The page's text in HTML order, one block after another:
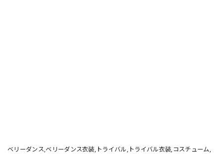
ベリーダンス,ベリーダンス衣装,トライバル,トライバル衣装,コスチューム,